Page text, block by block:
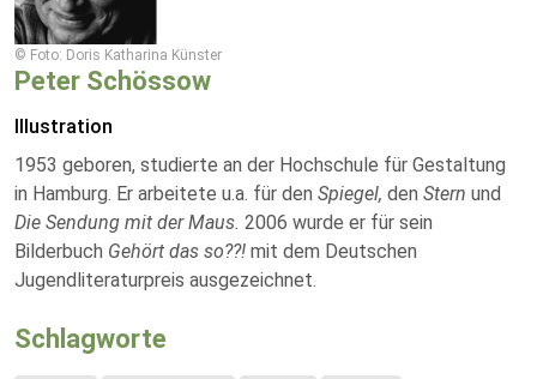
© Foto: Doris Katharina Künster
Peter Schössow
Illustration
1953 geboren, studierte an der Hochschule für Gestaltung
in Hamburg. Er arbeitete u.a. für den Spiegel, den Stern und
Die Sendung mit der Maus. 2006 wurde er für sein
Bilderbuch Gehört das so??! mit dem Deutschen
Jugendliteraturpreis ausgezeichnet.
Schlagworte